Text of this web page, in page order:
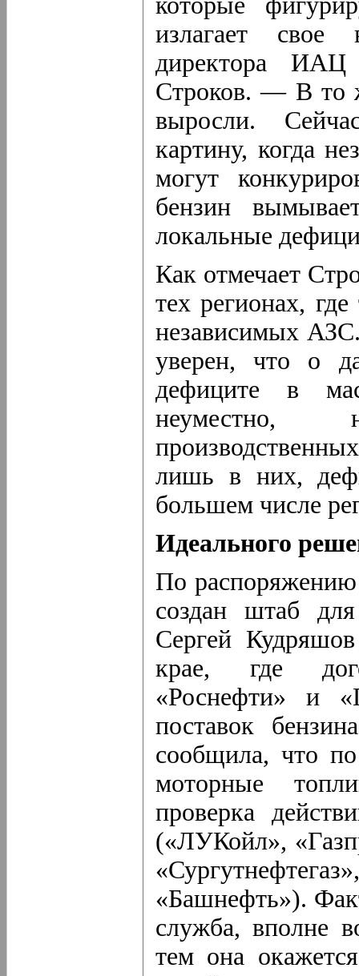
излагает свое
директора
Строков. — В то
выросли.
картину, когда
могут
бензин
локальные
Как отмечает
тех регионах,
независимых
уверен, что о
дефиците в
неуместно,
лишь в них,
большем числе
Идеального
По
создан штаб
Сергей
крае, где
«Роснефти» и
поставок
сообщила, что
моторные
проверка
(«ЛУКойл»,
«Башнефть»).
служба, вполне
тем она